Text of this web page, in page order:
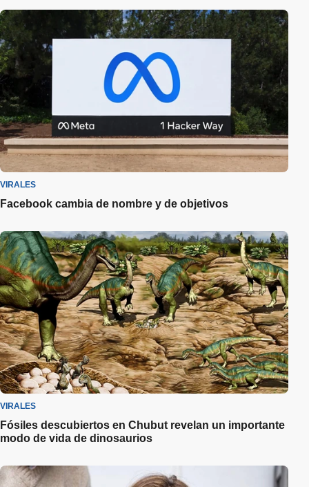
VIRALES
Facebook cambia de nombre y de objetivos
VIRALES
Fósiles descubiertos en Chubut revelan un importante
modo de vida de dinosaurios